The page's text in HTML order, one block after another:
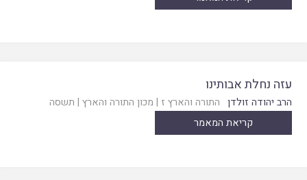
עזה נחלת אבותינו
הרב יהודה זולדן התורה והארץ ז | מכון התורה והארץ | תשסה
קריאת המאמר